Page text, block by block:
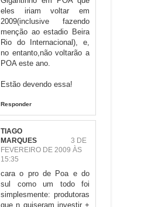
eles iriam voltar em
2009(inclusive fazendo
menção ao estadio Beira
Rio do Internacional), e,
no entanto,não voltarão a
POA este ano.
Estão devendo essa!
Responder
TIAGO
MARQUES
3 DE
FEVEREIRO DE 2009 ÀS
15:35
cara o pro de Poa e do
sul como um todo foi
simplesmente: produtoras
que n quiseram investir +